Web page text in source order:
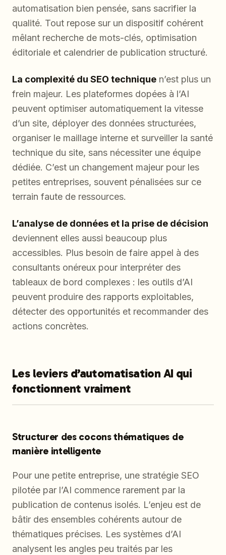
automatisation bien pensée, sans sacrifier la
qualité. Tout repose sur un dispositif cohérent
mêlant recherche de mots-clés, optimisation
éditoriale et calendrier de publication structuré.
La complexité du SEO technique n’est plus un
frein majeur. Les plateformes dopées à l’AI
peuvent optimiser automatiquement la vitesse
d’un site, déployer des données structurées,
organiser le maillage interne et surveiller la santé
technique du site, sans nécessiter une équipe
dédiée. C’est un changement majeur pour les
petites entreprises, souvent pénalisées sur ce
terrain faute de ressources.
L’analyse de données et la prise de décision
deviennent elles aussi beaucoup plus
accessibles. Plus besoin de faire appel à des
consultants onéreux pour interpréter des
tableaux de bord complexes : les outils d’AI
peuvent produire des rapports exploitables,
détecter des opportunités et recommander des
actions concrètes.
Les leviers d’automatisation AI qui
fonctionnent vraiment
Structurer des cocons thématiques de
manière intelligente
Pour une petite entreprise, une stratégie SEO
pilotée par l’AI commence rarement par la
publication de contenus isolés. L’enjeu est de
bâtir des ensembles cohérents autour de
thématiques précises. Les systèmes d’AI
analysent les angles peu traités par les